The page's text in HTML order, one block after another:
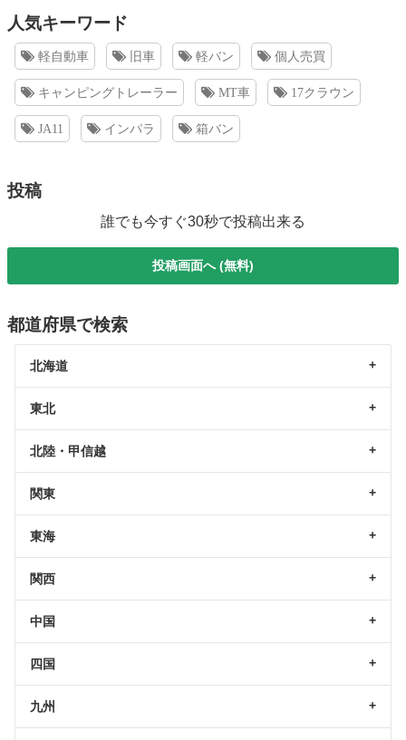
人気キーワード
軽自動車 旧車 軽バン 個人売買
キャンピングトレーラー MT車 17クラウン
JA11 インパラ 箱バン
投稿
誰でも今すぐ30秒で投稿出来る
投稿画面へ (無料)
都道府県で検索
北海道
東北
北陸・甲信越
関東
東海
関西
中国
四国
九州